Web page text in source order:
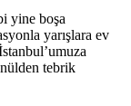
yine boşa
yarışlara ev
tebrik